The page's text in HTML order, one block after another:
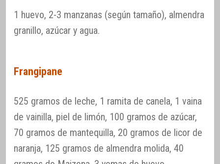
1 huevo, 2-3 manzanas (según tamaño), almendra
granillo, azúcar y agua.
Frangipane
525 gramos de leche, 1 ramita de canela, 1 vaina
de vainilla, piel de limón, 100 gramos de azúcar,
70 gramos de mantequilla, 20 gramos de licor de
naranja, 125 gramos de almendra molida, 40